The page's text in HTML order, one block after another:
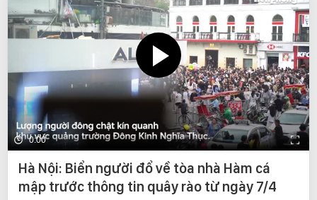
0:00
Hà Nội: Biển người đổ về tòa nhà Hàm cá
mập trước thông tin quây rào từ ngày 7/4